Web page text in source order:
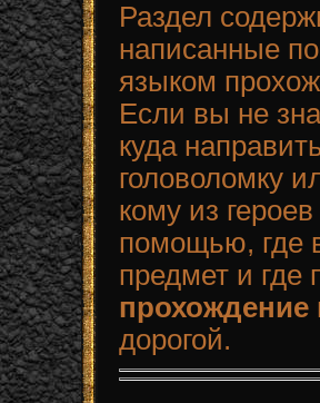
Раздел
написанные
языком
Если вы не
куда
головоломку
кому из
помощью, где
предмет и где
прохождение
дорогой.